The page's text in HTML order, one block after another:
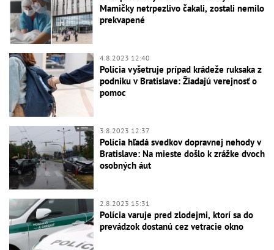
Mamičky netrpezlivo čakali, zostali nemilo
prekvapené
4.8.2023 12:40
Polícia vyšetruje prípad krádeže ruksaka z
podniku v Bratislave: Žiadajú verejnosť o
pomoc
3.8.2023 12:37
Polícia hľadá svedkov dopravnej nehody v
Bratislave: Na mieste došlo k zrážke dvoch
osobných áut
2.8.2023 15:31
Polícia varuje pred zlodejmi, ktorí sa do
prevádzok dostanú cez vetracie okno